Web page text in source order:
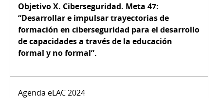
Objetivo X. Ciberseguridad. Meta 47:
“Desarrollar e impulsar trayectorias de
formación en ciberseguridad para el desarrollo
de capacidades a través de la educación
formal y no formal”.